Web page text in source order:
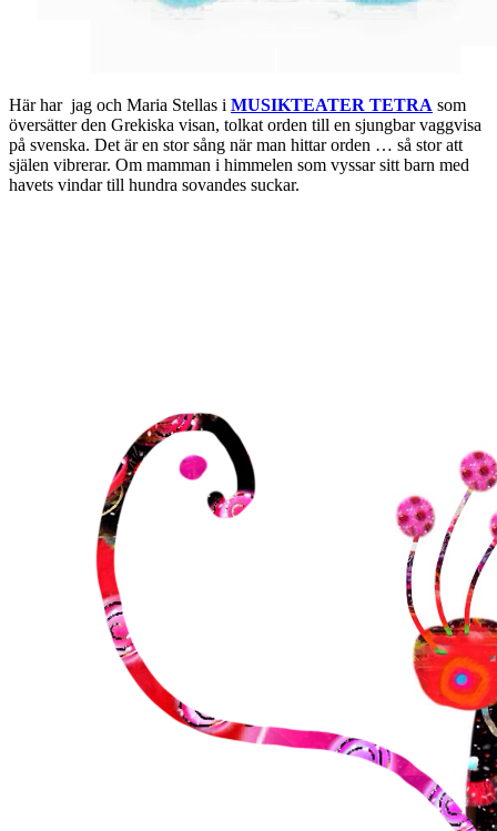
Här har jag och Maria Stellas i MUSIKTEATER TETRA som
översätter den Grekiska visan, tolkat orden till en sjungbar vaggvisa
på svenska. Det är en stor sång när man hittar orden … så stor att
själen vibrerar. Om mamman i himmelen som vyssar sitt barn med
havets vindar till hundra sovandes suckar.